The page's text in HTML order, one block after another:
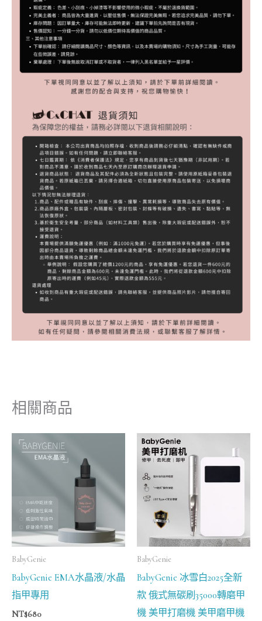
相關商品
BabyGenie
BabyGenie EMA水晶液/水晶
指甲專用
NT$680
BabyGenie
BabyGenie 冰雪白2025全新
款 俄式無碳刷35000轉磨甲
機 美甲打磨機 美甲磨甲機
範
NT$16